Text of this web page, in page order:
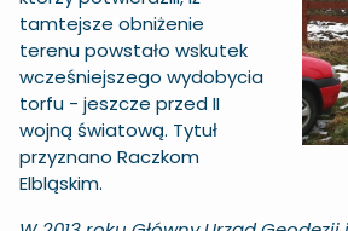
tamtejsze obniżenie
terenu powstało wskutek
wcześniejszego wydobycia
torfu - jeszcze przed II
wojną światową. Tytuł
przyznano Raczkom
Elbląskim.